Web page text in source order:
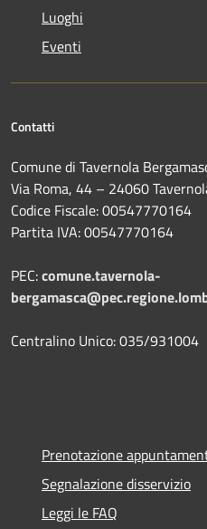
Luoghi
Eventi
Contatti
Comune di Tavernola
Via Roma, 44 – 24060
Codice Fiscale: 00547770164
Partita IVA: 00547770164
PEC:comune.tavernola-
Centralino Unico: 035/931004
Prenotazione
Segnalazione disservizio
Leggi le FAQ